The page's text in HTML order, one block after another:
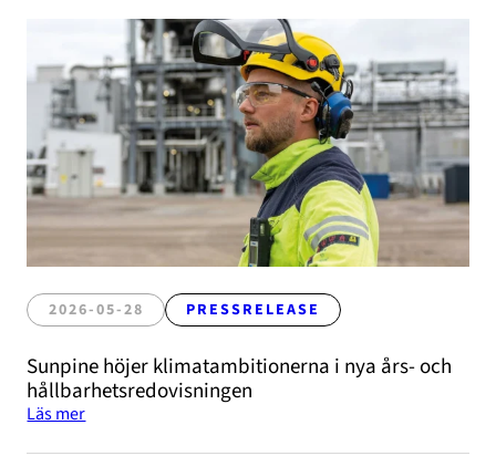
2026-05-28 PRESSRELEASE
Sunpine höjer klimatambitionerna i nya års- och
hållbarhetsredovisningen
Läs mer